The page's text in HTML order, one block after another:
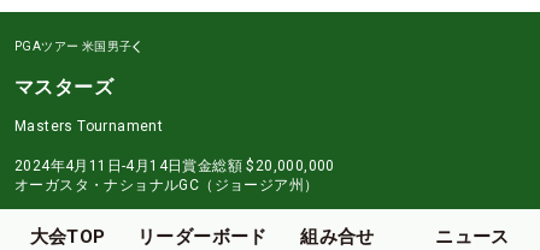
PGAツアー 米国男子
マスターズ
Masters Tournament
2024年4月11日-4月14日賞金総額 $20,000,000
オーガスタ・ナショナルGC（ジョージア州）
大会TOP リーダーボード 組み合せ ニュース